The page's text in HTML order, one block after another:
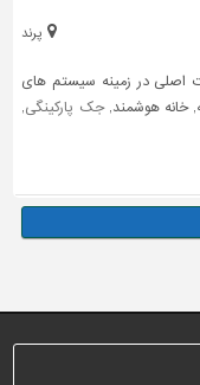
پرند
اصلی در زمینه سیستم های
خانه هوشمند,جک پارکینگی,